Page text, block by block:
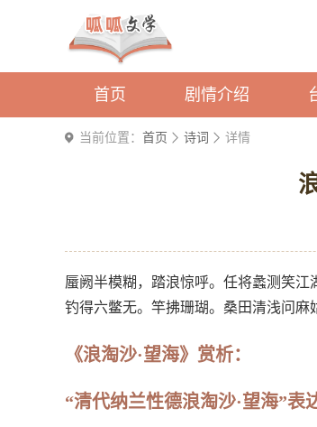
首页 剧情介绍
当前位置： 首页 诗词 详情
蜃阙半模糊，踏浪惊呼。任将蠡测笑江
钓得六鳖无。竿拂珊瑚。桑田清浅问麻
《浪淘沙·望海》赏析：
“清代纳兰性德浪淘沙·望海”表